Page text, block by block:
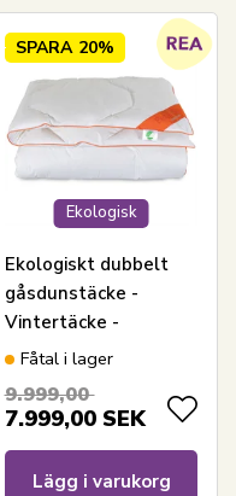
Ekologisk
SPARA 20%
Ekologiskt dubbelt
gåsdunstäcke -
Vintertäcke -
200x220 cm - Feng
täcke
Fåtal i lager
9.999,00
7.999,00 SEK
Lägg i varukorg